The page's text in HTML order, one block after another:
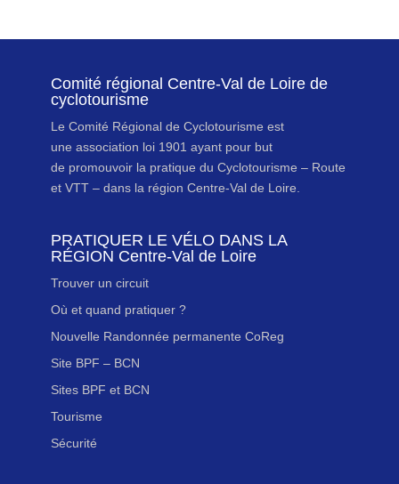
Comité régional Centre-Val de Loire de
cyclotourisme
Le Comité Régional de Cyclotourisme est
une association loi 1901 ayant pour but
de promouvoir la pratique du Cyclotourisme – Route
et VTT – dans la région Centre-Val de Loire.
PRATIQUER LE VÉLO DANS LA
RÉGION Centre-Val de Loire
Trouver un circuit
Où et quand pratiquer ?
Nouvelle Randonnée permanente CoReg
Site BPF – BCN
Sites BPF et BCN
Tourisme
Sécurité